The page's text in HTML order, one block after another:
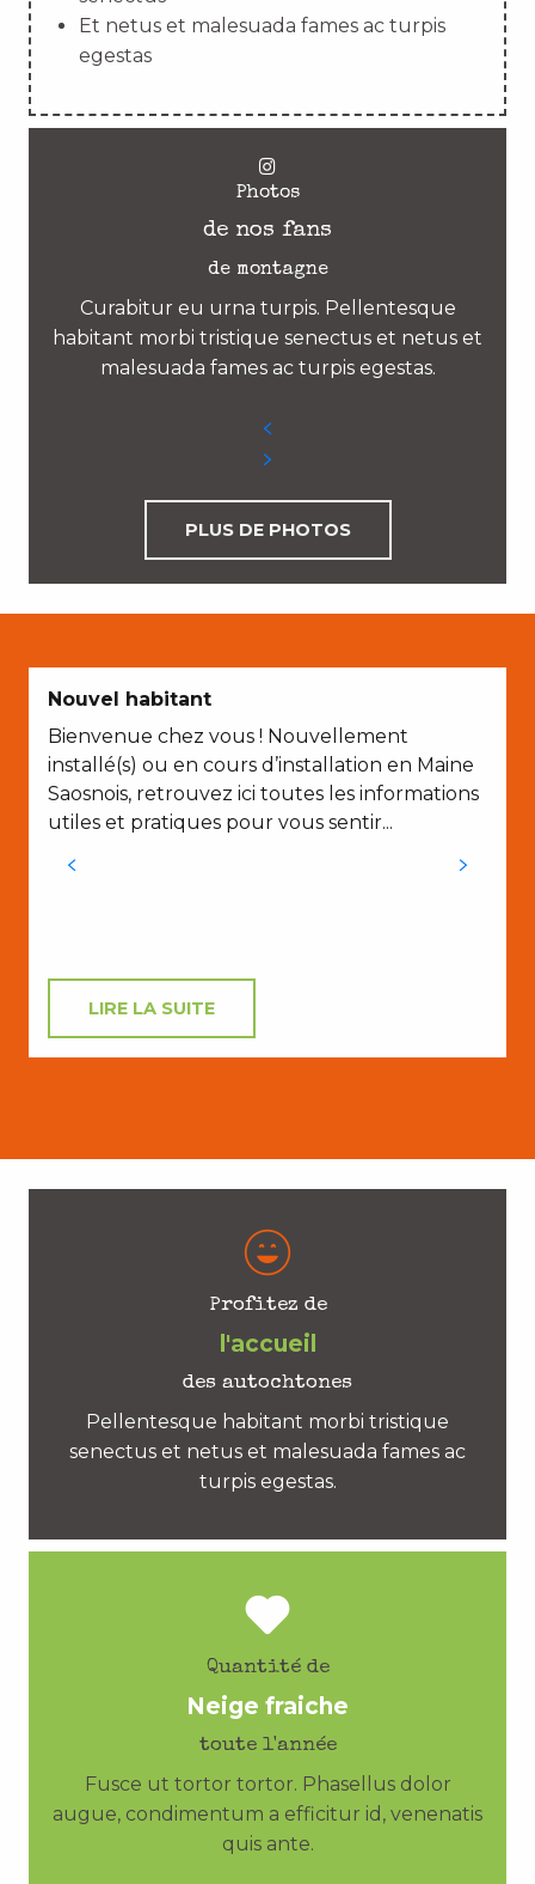
Et netus et malesuada fames ac turpis
egestas
Photos
de nos fans
de montagne
Curabitur eu urna turpis. Pellentesque
habitant morbi tristique senectus et netus et
malesuada fames ac turpis egestas.
PLUS DE PHOTOS
Nouvel habitant
Bienvenue chez vous ! Nouvellement
installé(s) ou en cours d’installation en Maine
Saosnois, retrouvez ici toutes les informations
utiles et pratiques pour vous sentir...
LIRE LA SUITE
Profitez de
l'accueil
des autochtones
Pellentesque habitant morbi tristique
senectus et netus et malesuada fames ac
turpis egestas.
Quantité de
Neige fraiche
toute l'année
Fusce ut tortor tortor. Phasellus dolor
augue, condimentum a efficitur id, venenatis
quis ante.